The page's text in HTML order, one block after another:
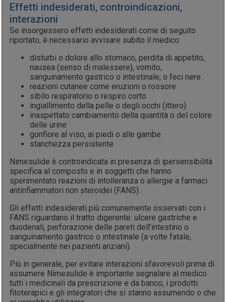
Effetti indesiderati, controindicazioni,
interazioni
Se insorgessero effetti indesiderati come di seguito
riportato, è necessario avvisare subito il medico:
disturbi o dolore allo stomaco, perdita di appetito,
nausea (senso di malessere), vomito,
sanguinamento gastrico o intestinale, o feci nere
reazioni cutanee come eruzioni o rossore
sibilo respiratorio o respiro corto
ingiallimento della pelle o degli occhi (ittero)
inaspettato cambiamento della quantità o del colore
delle urine
gonfiore al viso, ai piedi o alle gambe
stanchezza persistente
Nimesulide è controindicata in presenza di ipersensibilità
specifica al composto e in soggetti che hanno
sperimentato reazioni di intolleranza o allergie a farmaci
antinfiammatori non steroidei (FANS).
Gli effetti indesiderati più comunemente osservati con i
FANS riguardano il tratto digerente: ulcere gastriche e
duodenali, perforazione delle pareti dell’intestino o
sanguinamento gastrico o intestinale (a volte fatale,
specialmente nei pazienti anziani).
Più in generale, per evitare interazioni sfavorevoli prima di
assumere Nimesulide è importante segnalare al medico
tutti i medicinali da prescrizione e da banco, i prodotti
fitoterapici e gli integratori che si stanno assumendo o che